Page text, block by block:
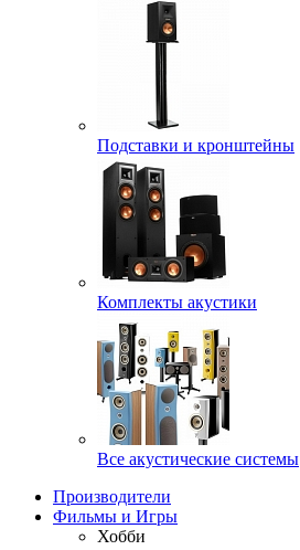
Подставки и кронштейны
Комплекты акустики
Все акустические системы
Производители
Фильмы и Игры
Хобби